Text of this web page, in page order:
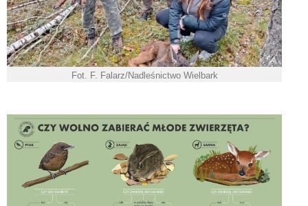
Fot. F. Falarz/Nadleśnictwo Wielbark